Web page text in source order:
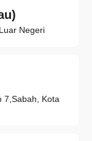
Negeri
7,Sabah, Kota